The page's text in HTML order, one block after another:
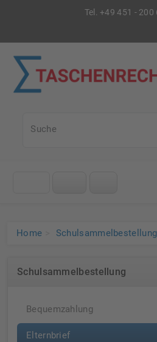
Tel. +49 451 - 200
Suche
Home Schulsammelbestellung
Schulsammelbestellung
Bequemzahlung
Elternbrief